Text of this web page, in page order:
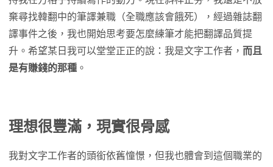
棄尋找韓翻中的筆譯兼職（全職應該會餓死），經過雜誌翻
譯事件之後，我也開始思考要怎麼練筆才能把翻譯品質提
升。希望某日我可以堂堂正正的說：我是文字工作者， 而且
是有賺錢的那種 。
理想很豐滿，現實很骨感
我對文字工作者的頭銜依舊憧憬，但我也體會到這個職業的